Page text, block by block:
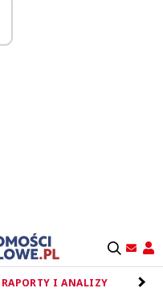
RAPORTY I ANALIZY